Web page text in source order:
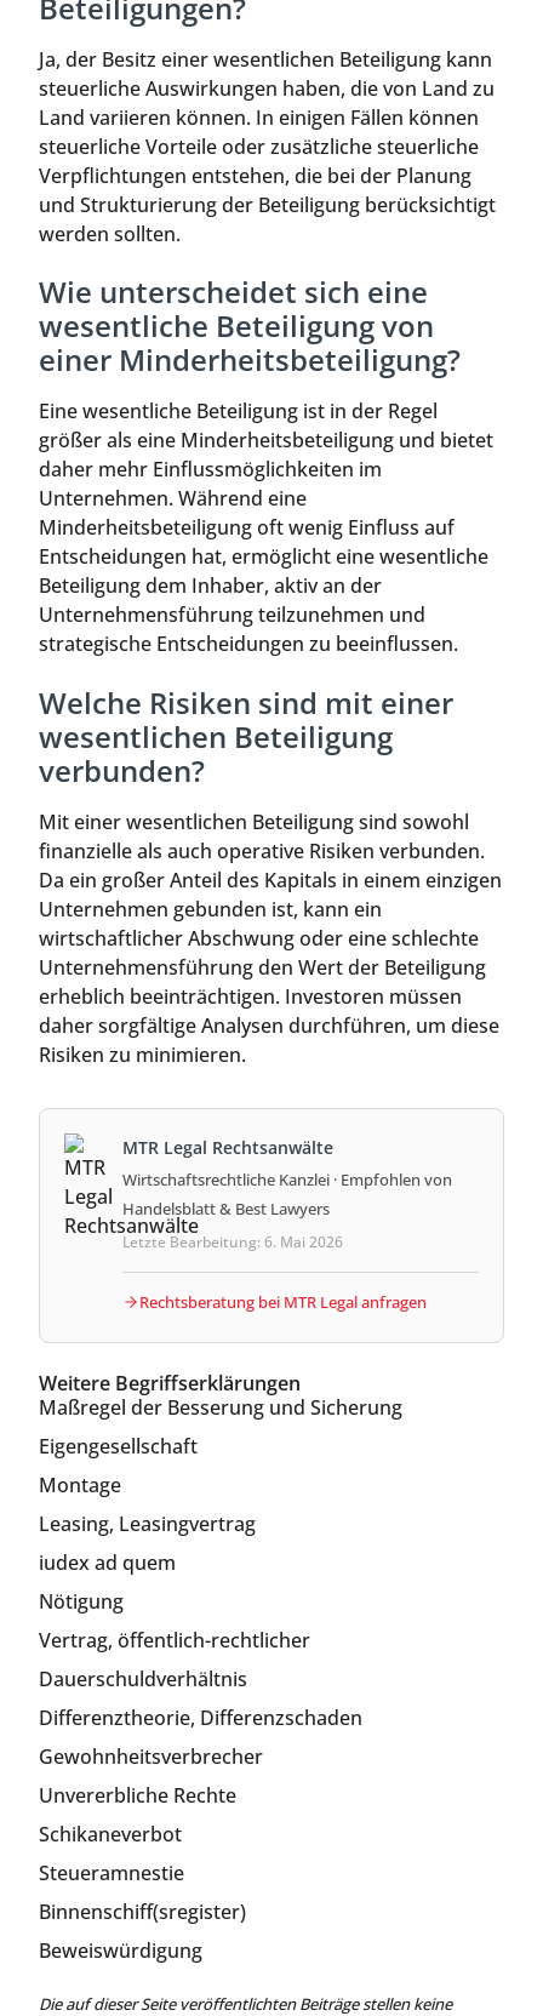
Ja, der Besitz einer wesentlichen Beteiligung kann
steuerliche Auswirkungen haben, die von Land zu
Land variieren können. In einigen Fällen können
steuerliche Vorteile oder zusätzliche steuerliche
Verpflichtungen entstehen, die bei der Planung
und Strukturierung der Beteiligung berücksichtigt
werden sollten.
Wie unterscheidet sich eine
wesentliche Beteiligung von
einer Minderheitsbeteiligung?
Eine wesentliche Beteiligung ist in der Regel
größer als eine Minderheitsbeteiligung und bietet
daher mehr Einflussmöglichkeiten im
Unternehmen. Während eine
Minderheitsbeteiligung oft wenig Einfluss auf
Entscheidungen hat, ermöglicht eine wesentliche
Beteiligung dem Inhaber, aktiv an der
Unternehmensführung teilzunehmen und
strategische Entscheidungen zu beeinflussen.
Welche Risiken sind mit einer
wesentlichen Beteiligung
verbunden?
Mit einer wesentlichen Beteiligung sind sowohl
finanzielle als auch operative Risiken verbunden.
Da ein großer Anteil des Kapitals in einem einzigen
Unternehmen gebunden ist, kann ein
wirtschaftlicher Abschwung oder eine schlechte
Unternehmensführung den Wert der Beteiligung
erheblich beeinträchtigen. Investoren müssen
daher sorgfältige Analysen durchführen, um diese
Risiken zu minimieren.
MTR Legal Rechtsanwälte
Wirtschaftsrechtliche Kanzlei · Empfohlen von
Handelsblatt & Best Lawyers
Letzte Bearbeitung: 6. Mai 2026
Rechtsberatung bei MTR Legal anfragen
Weitere Begriffserklärungen
Maßregel der Besserung und Sicherung
Eigengesellschaft
Montage
Leasing, Leasingvertrag
iudex ad quem
Nötigung
Vertrag, öffentlich-rechtlicher
Dauerschuldverhältnis
Differenztheorie, Differenzschaden
Gewohnheitsverbrecher
Unvererbliche Rechte
Schikaneverbot
Steueramnestie
Binnenschiff(sregister)
Beweiswürdigung
Die auf dieser Seite veröffentlichten Beiträge stellen keine